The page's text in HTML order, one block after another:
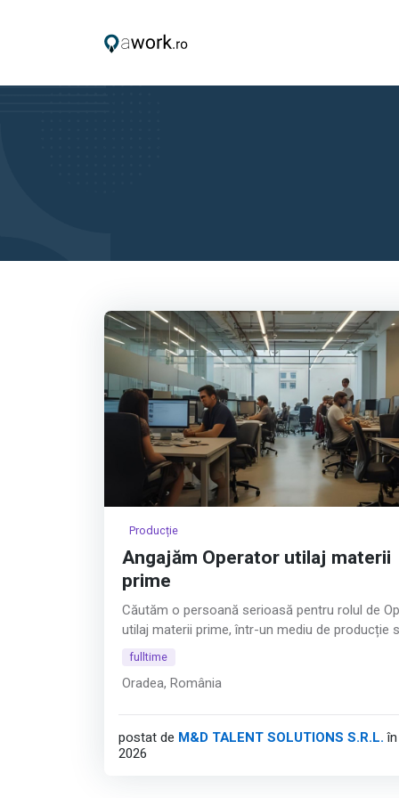
Producție
Angajăm Operator utilaj materii
prime
Căutăm o persoană serioasă pentru rolul de
utilaj materii prime, într-un mediu de producție
🔹 Responsabilități principale:
• operarea utilajelor specifice procesului de
🕒 Program de lucru:
fulltime
Oradea, România
postat de M&D TALENT SOLUTIONS S.R.L.
2026